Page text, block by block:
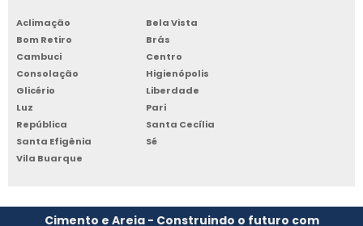
FORMA PLÁSTICA PARA TELHA DE CONCRETO
Aclimação
Bela Vista
Bom Retiro
Brás
Cambuci
Centro
Consolação
Higienópolis
Glicério
Liberdade
Luz
Pari
República
Santa Cecília
Santa Efigênia
Sé
Vila Buarque
Cimento e Areia - Construindo o futuro com